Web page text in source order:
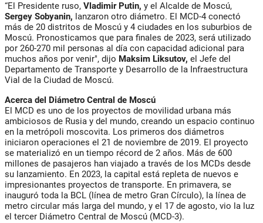
“El Presidente ruso, Vladimir Putin, y el Alcalde de Moscú,
Sergey Sobyanin, lanzaron otro diámetro. El MCD-4 conectó
más de 20 distritos de Moscú y 4 ciudades en los suburbios de
Moscú. Pronosticamos que para finales de 2023, será utilizado
por 260-270 mil personas al día con capacidad adicional para
muchos años por venir", dijo Maksim Liksutov, el Jefe del
Departamento de Transporte y Desarrollo de la Infraestructura
Vial de la Ciudad de Moscú.
Acerca del Diámetro Central de Moscú
El MCD es uno de los proyectos de movilidad urbana más
ambiciosos de Rusia y del mundo, creando un espacio continuo
en la metrópoli moscovita. Los primeros dos diámetros
iniciaron operaciones el 21 de noviembre de 2019. El proyecto
se materializó en un tiempo récord de 2 años. Más de 600
millones de pasajeros han viajado a través de los MCDs desde
su lanzamiento. En 2023, la capital está repleta de nuevos e
impresionantes proyectos de transporte. En primavera, se
inauguró toda la BCL (línea de metro Gran Círculo), la línea de
metro circular más larga del mundo, y el 17 de agosto, vio la luz
el tercer Diámetro Central de Moscú (MCD-3).